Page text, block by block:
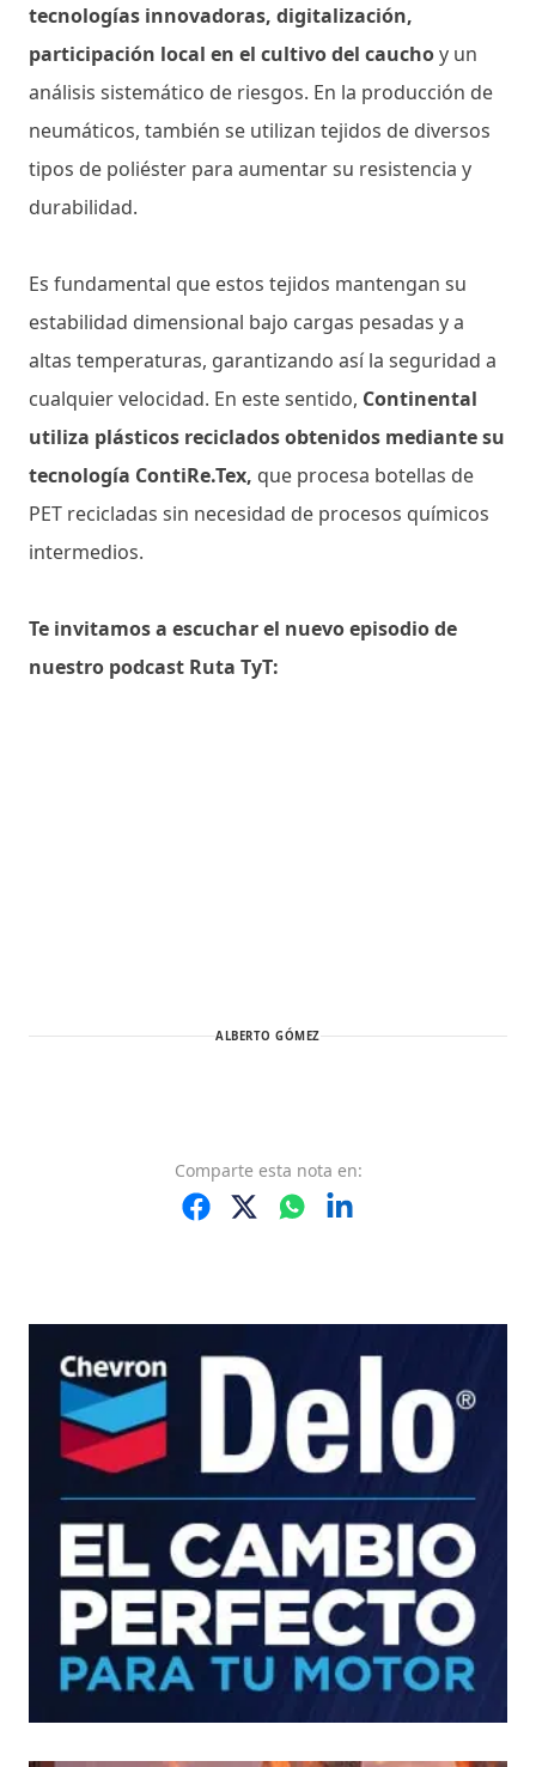
tecnologías innovadoras, digitalización,
participación local en el cultivo del cauchoy un
análisis sistemático de riesgos. En la producción de
neumáticos, también se utilizan tejidos de diversos
tipos de poliéster para aumentar su resistencia y
durabilidad.
Es fundamental que estos tejidos mantengan su
estabilidad dimensional bajo cargas pesadas y a
altas temperaturas, garantizando así la seguridad a
cualquier velocidad. En este sentido, Continental
utiliza plásticos reciclados obtenidos mediante su
tecnología ContiRe.Tex, que procesa botellas de
PET recicladas sin necesidad de procesos químicos
intermedios.
Te invitamos a escuchar el nuevo episodio de
nuestro podcast Ruta TyT:
ALBERTO GÓMEZ
Comparte esta nota en: